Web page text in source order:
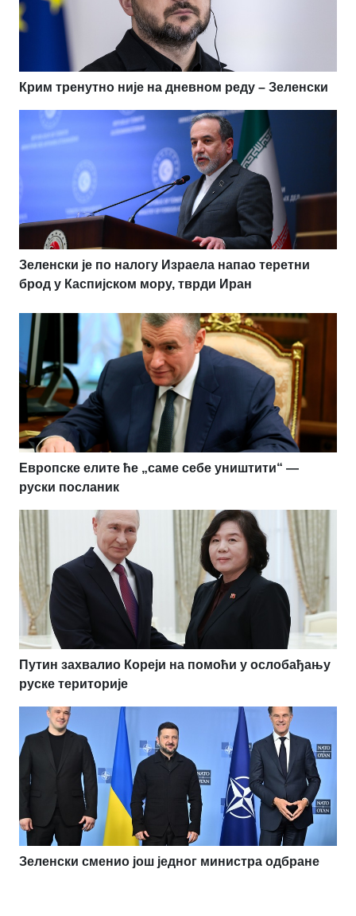
Крим тренутно није на дневном реду – Зеленски
Зеленски је по налогу Израела напао теретни
брод у Каспијском мору, тврди Иран
Европске елите ће „саме себе уништити“ —
руски посланик
Путин захвалио Кореји на помоћи у ослобађању
руске територије
Зеленски сменио још једног министра одбране